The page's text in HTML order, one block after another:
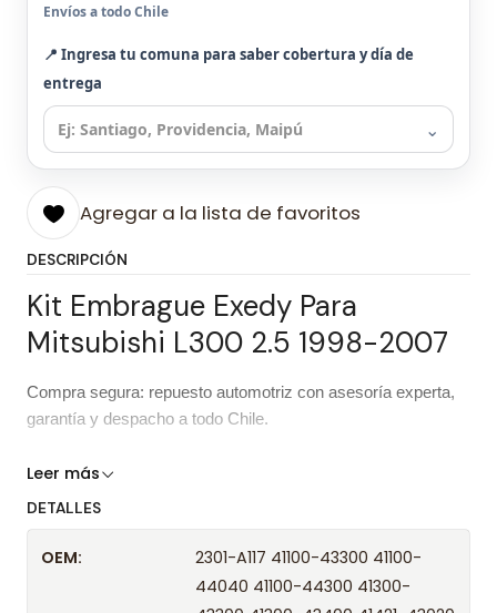
Envíos a todo Chile
📍 Ingresa tu comuna para saber cobertura y día de
entrega
⌄
Agregar a la lista de favoritos
DESCRIPCIÓN
Kit Embrague Exedy Para
Mitsubishi L300 2.5 1998-2007
Compra segura: repuesto automotriz con asesoría experta,
garantía y despacho a todo Chile.
Características del repuesto
L300 2.5 1998-2007
Exedy
Leer más
DETALLES
OEM:
2301-A117 41100-43300 41100-
44040 41100-44300 41300-